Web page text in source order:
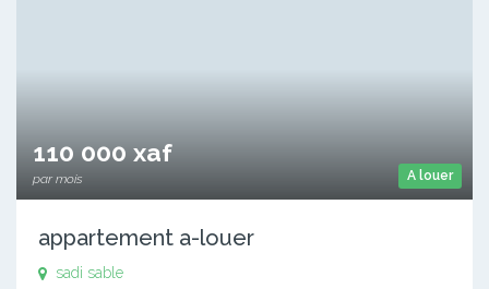
A louer
110 000 xaf
par mois
appartement a-louer
sadi sable